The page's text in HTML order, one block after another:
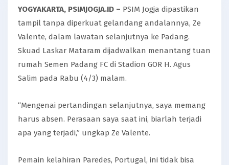
YOGYAKARTA, PSIMJOGJA.ID – PSIM Jogja dipastikan
tampil tanpa diperkuat gelandang andalannya, Ze
Valente, dalam lawatan selanjutnya ke Padang.
Skuad Laskar Mataram dijadwalkan menantang tuan
rumah Semen Padang FC di Stadion GOR H. Agus
Salim pada Rabu (4/3) malam.
“Mengenai pertandingan selanjutnya, saya memang
harus absen. Perasaan saya saat ini, biarlah terjadi
apa yang terjadi,” ungkap Ze Valente.
Pemain kelahiran Paredes, Portugal, ini tidak bisa